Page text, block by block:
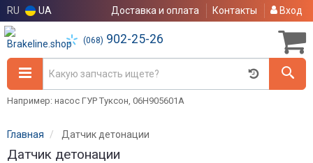
RU UA Доставка и оплата Контакты Вход
(068) 902-25-26
Например: насос ГУР Туксон, 06H905601A
Главная Датчик детонации
Датчик детонации